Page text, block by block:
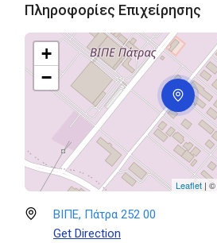
Πληροφορίες Επιχείρησης
+
−
Leaflet | ©
ΒΙΠΕ, Πάτρα 252 00
Get Direction